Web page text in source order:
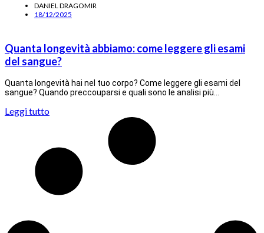
DANIEL DRAGOMIR
18/12/2025
Quanta longevità abbiamo: come leggere gli esami
del sangue?
Quanta longevità hai nel tuo corpo? Come leggere gli esami del
sangue? Quando preccouparsi e quali sono le analisi più…
Leggi tutto